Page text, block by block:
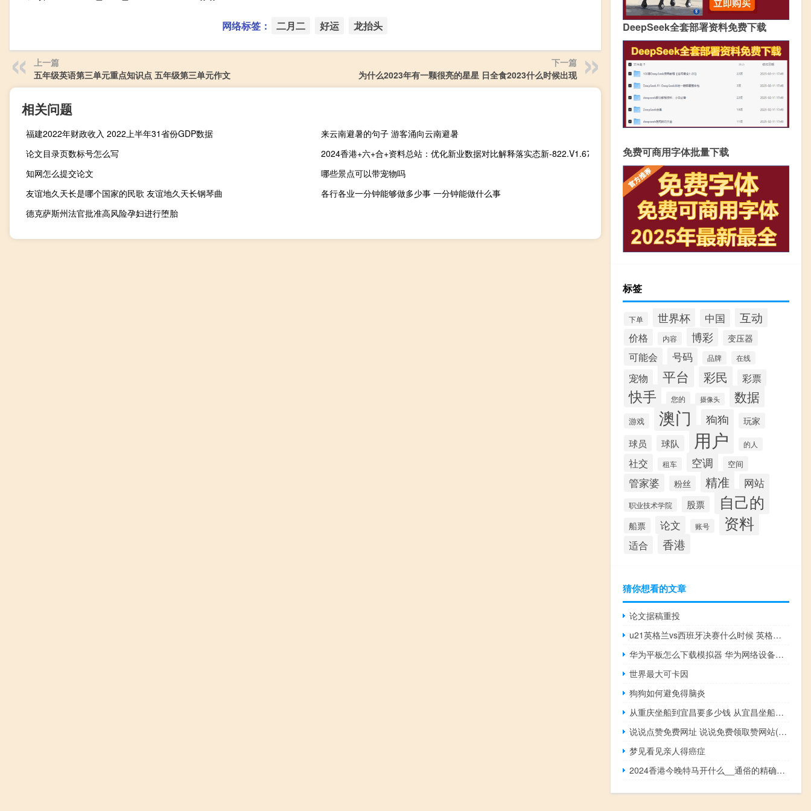
网络标签： 二月二 好运 龙抬头
上一篇
五年级英语第三单元重点知识点 五年级第三单元作文
下一篇
为什么2023年有一颗很亮的星星 日全食2023什么时候出现
相关问题
福建2022年财政收入 2022上半年31省份GDP数据
来云南避暑的句子 游客涌向云南避暑
论文目录页数标号怎么写
2024香港+六+合+资料总站：优化新业数据对比解释落实态新-822.V1.67
知网怎么提交论文
哪些景点可以带宠物吗
友谊地久天长是哪个国家的民歌 友谊地久天长钢琴曲
各行各业一分钟能够做多少事 一分钟能做什么事
德克萨斯州法官批准高风险孕妇进行堕胎
DeepSeek全套部署资料免费下载
免费可商用字体批量下载
标签
下单 世界杯 中国 互动
价格 内容 博彩 变压器
可能会 号码 品牌 在线
宠物 平台 彩民 彩票
快手 您的 摄像头 数据
游戏 澳门 狗狗 玩家
球员 球队 用户 的人
社交 租车 空调 空间
管家婆 粉丝 精准 网站
职业技术学院 股票 自己的
船票 论文 账号 资料
适合 香港
猜你想看的文章
论文据稿重投
u21英格兰vs西班牙决赛什么时候 英格兰职业联赛u21赛果
华为平板怎么下载模拟器 华为网络设备模拟器
世界最大可卡因
狗狗如何避免得脑炎
从重庆坐船到宜昌要多少钱 从宜昌坐船到重庆多少钱
说说点赞免费网址 说说免费领取赞网站(说说点赞在线网站)
梦见看见亲人得癌症
2024香港今晚特马开什么__通俗的精确分析-433.XM0.58